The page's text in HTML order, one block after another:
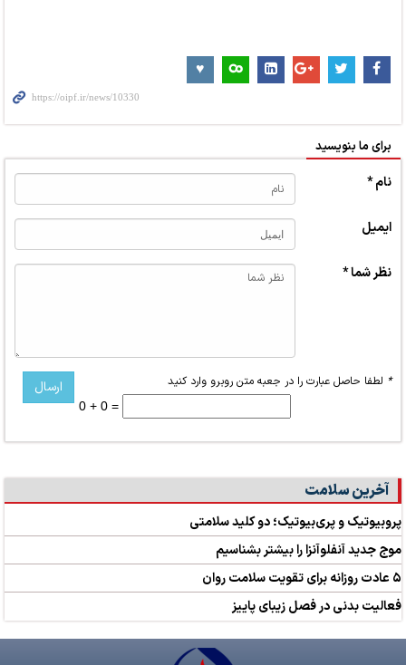
برای ما بنویسید
نام *
ایمیل
نظر شما *
* لطفا حاصل عبارت را در جعبه متن روبرو وارد کنید
0 + 0 =
آخرین سلامت
پروبیوتیک و پری‌بیوتیک؛ دو کلید سلامتی
موج جدید آنفلوآنزا را بیشتر بشناسیم
۵ عادت روزانه برای تقویت سلامت روان
فعالیت بدنی در فصل زیبای پاییز